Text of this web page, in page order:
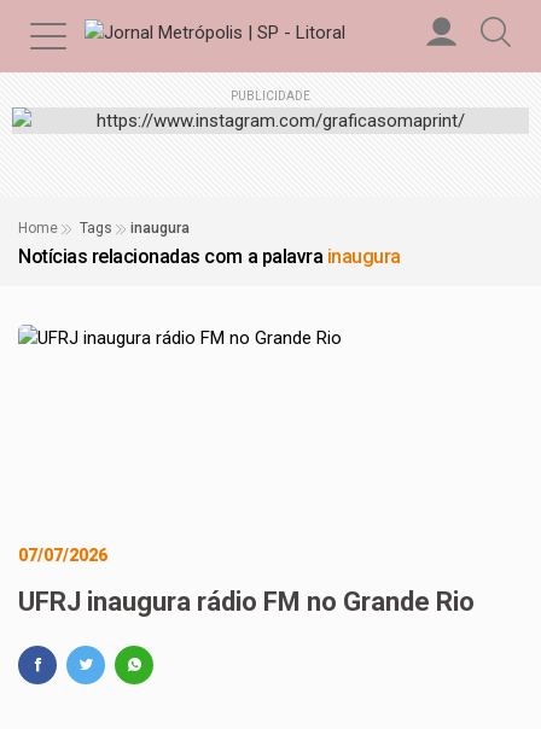
PUBLICIDADE
Home Tags inaugura
Notícias relacionadas com a palavra inaugura
07/07/2026
UFRJ inaugura rádio FM no Grande Rio